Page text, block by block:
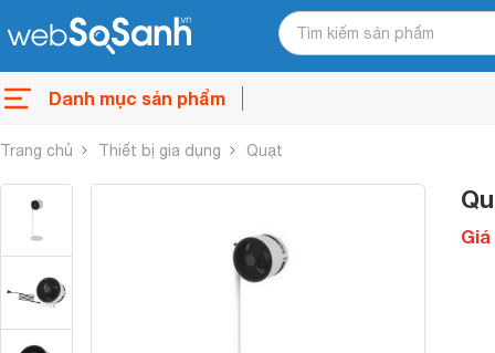
Danh mục sản phẩm
Trang chủ Thiết bị gia dụng Quạt
Giá